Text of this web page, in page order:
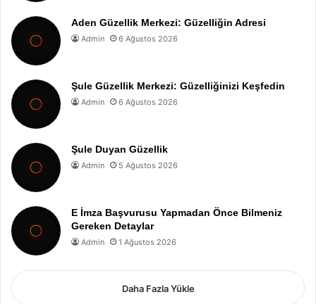
Aden Güzellik Merkezi: Güzelliğin Adresi
Admin 6 Ağustos 2026
Şule Güzellik Merkezi: Güzelliğinizi Keşfedin
Admin 6 Ağustos 2026
Şule Duyan Güzellik
Admin 5 Ağustos 2026
E İmza Başvurusu Yapmadan Önce Bilmeniz
Gereken Detaylar
Admin 1 Ağustos 2026
Daha Fazla Yükle